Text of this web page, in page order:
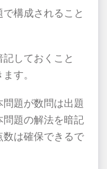
構成されること
しておくこと
す。
題が数問は出題
問題の解法を暗記
数は確保できるで